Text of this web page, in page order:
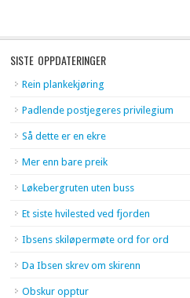
SISTE OPPDATERINGER
Rein plankekjøring
Padlende postjegeres privilegium
Så dette er en ekre
Mer enn bare preik
Løkebergruten uten buss
Et siste hvilested ved fjorden
Ibsens skiløpermøte ord for ord
Da Ibsen skrev om skirenn
Obskur opptur